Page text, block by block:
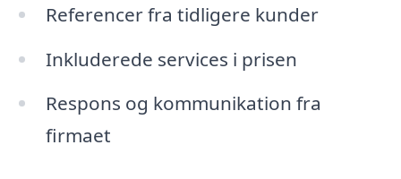
Referencer fra tidligere kunder
Inkluderede services i prisen
Respons og kommunikation fra
firmaet